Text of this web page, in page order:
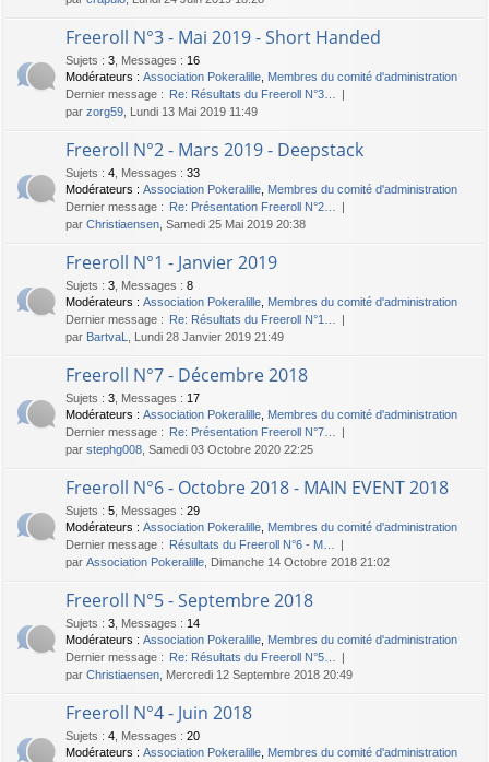
Freeroll N°3 - Mai 2019 - Short Handed
Sujets : 3 Messages : 16
Modérateurs : Association Pokeralille Membres du comité d'administration
Dernier message : Re: Résultats du Freeroll N°3…
par zorg59 , Lundi 13 Mai 2019 11:49
Freeroll N°2 - Mars 2019 - Deepstack
Sujets : 4 Messages : 33
Modérateurs : Association Pokeralille Membres du comité d'administration
Dernier message : Re: Présentation Freeroll N°2…
par Christiaensen , Samedi 25 Mai 2019 20:38
Freeroll N°1 - Janvier 2019
Sujets : 3 Messages : 8
Modérateurs : Association Pokeralille Membres du comité d'administration
Dernier message : Re: Résultats du Freeroll N°1…
par BartvaL , Lundi 28 Janvier 2019 21:49
Freeroll N°7 - Décembre 2018
Sujets : 3 Messages : 17
Modérateurs : Association Pokeralille Membres du comité d'administration
Dernier message : Re: Présentation Freeroll N°7…
par stephg008 , Samedi 03 Octobre 2020 22:25
Freeroll N°6 - Octobre 2018 - MAIN EVENT 2018
Sujets : 5 Messages : 29
Modérateurs : Association Pokeralille Membres du comité d'administration
Dernier message : Résultats du Freeroll N°6 - M…
par Association Pokeralille , Dimanche 14 Octobre 2018 21:02
Freeroll N°5 - Septembre 2018
Sujets : 3 Messages : 14
Modérateurs : Association Pokeralille Membres du comité d'administration
Dernier message : Re: Résultats du Freeroll N°5…
par Christiaensen , Mercredi 12 Septembre 2018 20:49
Freeroll N°4 - Juin 2018
Sujets : 4 Messages : 20
Modérateurs : Association Pokeralille Membres du comité d'administration